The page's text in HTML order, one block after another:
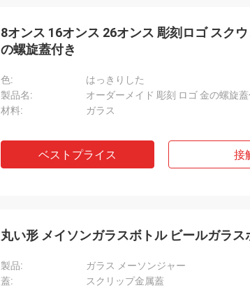
8オンス 16オンス 26オンス 彫刻ロゴ スク
の螺旋蓋付き
色:
はっきりした
製品名:
オーダーメイド 彫刻 ロゴ 金の螺旋
材料:
ガラス
ベストプライス 接
丸い形 メイソンガラスボトル ビールガラス
製品:
ガラス メーソンジャー
蓋:
スクリップ金属蓋